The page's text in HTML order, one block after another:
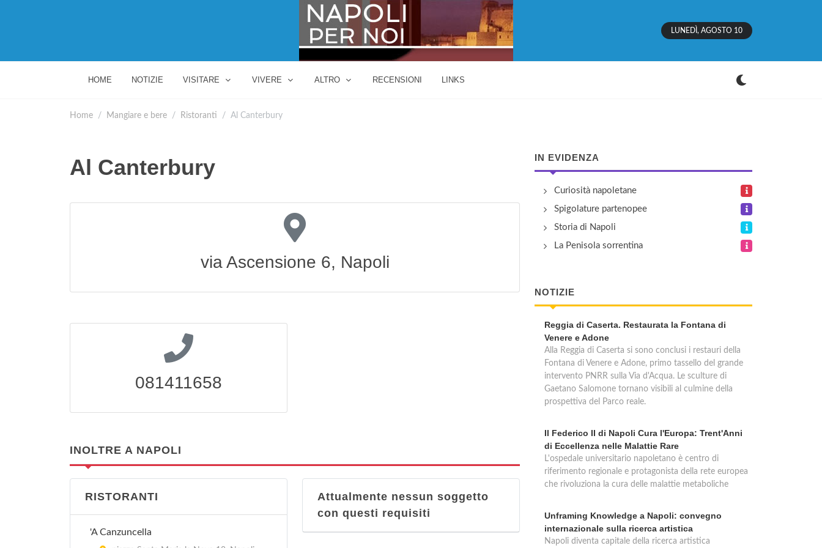
LUNEDÌ, AGOSTO 10
HOME NOTIZIE VISITARE VIVERE ALTRO RECENSIONI LINKS
Home Mangiare e bere Ristoranti Al Canterbury
Al Canterbury
via Ascensione 6, Napoli
081411658
INOLTRE A NAPOLI
RISTORANTI
'A Canzuncella
Attualmente nessun soggetto
con questi requisiti
IN EVIDENZA
Curiosità napoletane
Spigolature partenopee
Storia di Napoli
La Penisola sorrentina
NOTIZIE
Reggia di Caserta. Restaurata la Fontana di
Venere e Adone
Alla Reggia di Caserta si sono conclusi i restauri della
Fontana di Venere e Adone, primo tassello del grande
intervento PNRR sulla Via d'Acqua. Le sculture di
Gaetano Salomone tornano visibili al culmine della
prospettiva del Parco reale.
Il Federico II di Napoli Cura l'Europa: Trent'Anni
di Eccellenza nelle Malattie Rare
L'ospedale universitario napoletano è centro di
riferimento regionale e protagonista della rete europea
che rivoluziona la cura delle malattie metaboliche
Unframing Knowledge a Napoli: convegno
internazionale sulla ricerca artistica
Napoli diventa capitale della ricerca artistica